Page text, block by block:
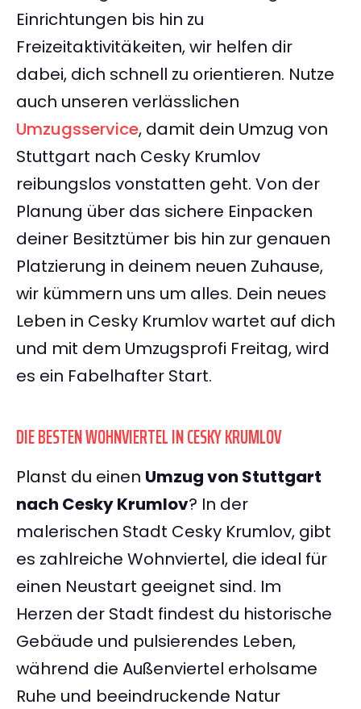
Einrichtungen bis hin zu
Freizeitaktivitäkeiten, wir helfen dir
dabei, dich schnell zu orientieren. Nutze
auch unseren verlässlichen
Umzugsservice, damit dein Umzug von
Stuttgart nach Cesky Krumlov
reibungslos vonstatten geht. Von der
Planung über das sichere Einpacken
deiner Besitztümer bis hin zur genauen
Platzierung in deinem neuen Zuhause,
wir kümmern uns um alles. Dein neues
Leben in Cesky Krumlov wartet auf dich
und mit dem Umzugsprofi Freitag, wird
es ein Fabelhafter Start.
DIE BESTEN WOHNVIERTEL IN CESKY KRUMLOV
Planst du einen Umzug von Stuttgart
nach Cesky Krumlov? In der
malerischen Stadt Cesky Krumlov, gibt
es zahlreiche Wohnviertel, die ideal für
einen Neustart geeignet sind. Im
Herzen der Stadt findest du historische
Gebäude und pulsierendes Leben,
während die Außenviertel erholsame
Ruhe und beeindruckende Natur